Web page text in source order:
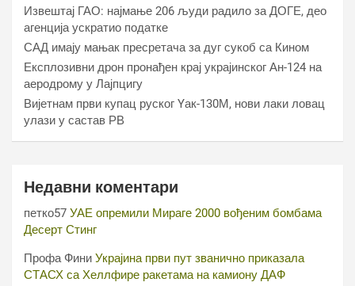
Извештај ГАО: најмање 206 људи радило за ДОГЕ, део
агенција ускратио податке
САД имају мањак пресретача за дуг сукоб са Кином
Експлозивни дрон пронађен крај украјинског Ан-124 на
аеродрому у Лајпцигу
Вијетнам први купац руског Yак-130М, нови лаки ловац
улази у састав РВ
Недавни коментари
петко57 УАЕ опремили Мираге 2000 вођеним бомбама
Десерт Стинг
Профа Фини Украјина први пут званично приказала
СТАСХ са Хеллфире ракетама на камиону ДАФ